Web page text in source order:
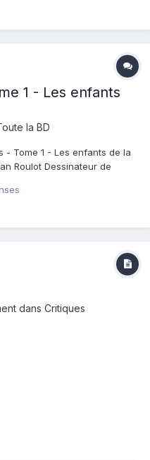
1 - Les enfants
la BD
- Tome 1 - Les enfants de la
Roulot Dessinateur de
: Résumé de l'album : Au
dans Critiques